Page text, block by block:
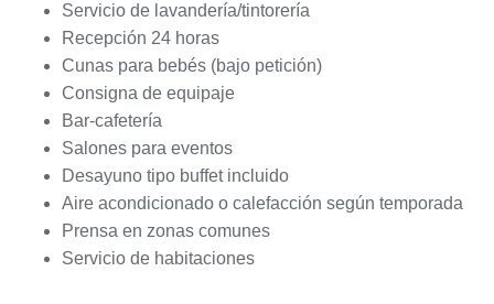
Servicio de lavandería/tintorería
Recepción 24 horas
Cunas para bebés (bajo petición)
Consigna de equipaje
Bar-cafetería
Salones para eventos
Desayuno tipo buffet incluido
Aire acondicionado o calefacción según temporada
Prensa en zonas comunes
Servicio de habitaciones